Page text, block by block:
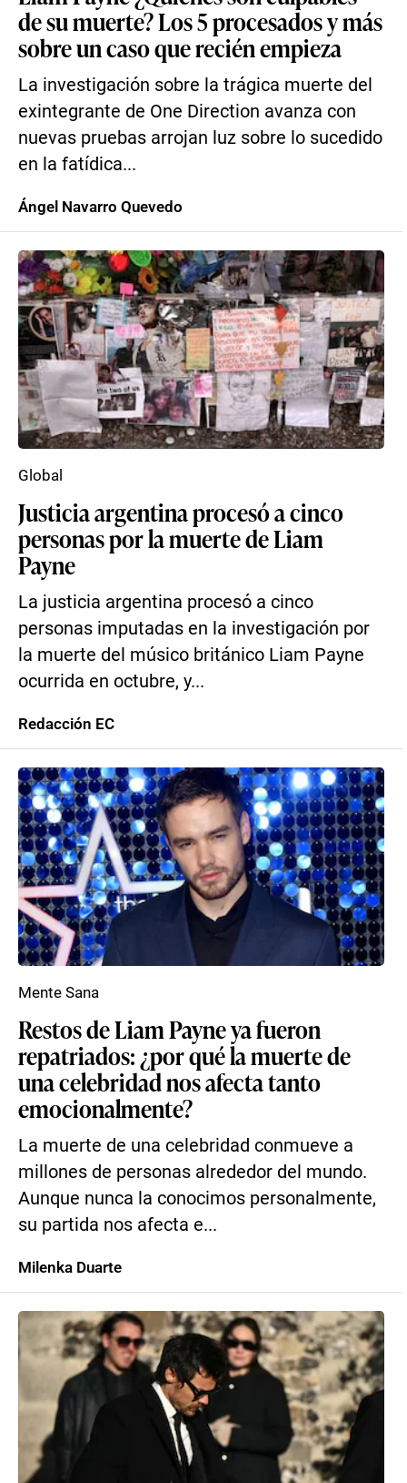
de su muerte? Los 5 procesados y más
sobre un caso que recién empieza
La investigación sobre la trágica muerte del
exintegrante de One Direction avanza con
nuevas pruebas arrojan luz sobre lo sucedido
en la fatídica...
Ángel Navarro Quevedo
Justicia argentina procesó a cinco
personas por la muerte de Liam
Payne
La justicia argentina procesó a cinco
personas imputadas en la investigación por
la muerte del músico británico Liam Payne
ocurrida en octubre, y...
Global
Redacción EC
Restos de Liam Payne ya fueron
repatriados: ¿por qué la muerte de
una celebridad nos afecta tanto
emocionalmente?
La muerte de una celebridad conmueve a
millones de personas alrededor del mundo.
Aunque nunca la conocimos personalmente,
su partida nos afecta e...
Mente Sana
Milenka Duarte